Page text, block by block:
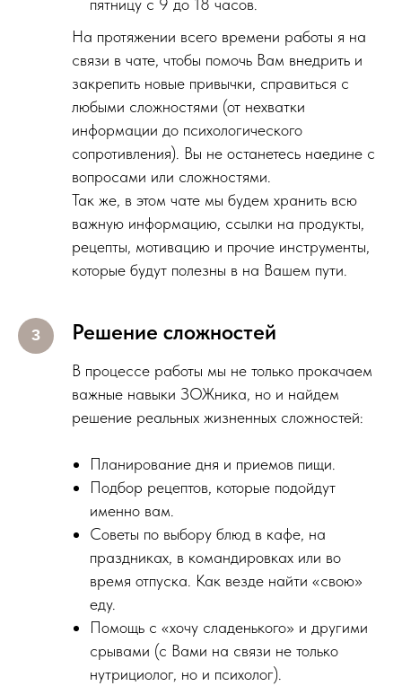
пятницу с 9 до 18 часов.
На протяжении всего времени работы я на
связи в чате, чтобы помочь Вам внедрить и
закрепить новые привычки, справиться с
любыми сложностями (от нехватки
информации до психологического
сопротивления). Вы не останетесь наедине с
вопросами или сложностями.
Так же, в этом чате мы будем хранить всю
важную информацию, ссылки на продукты,
рецепты, мотивацию и прочие инструменты,
которые будут полезны в на Вашем пути.
Решение сложностей
В процессе работы мы не только прокачаем
важные навыки ЗОЖника, но и найдем
решение реальных жизненных сложностей:
Планирование дня и приемов пищи.
Подбор рецептов, которые подойдут
именно вам.
Советы по выбору блюд в кафе, на
праздниках, в командировках или во
время отпуска. Как везде найти «свою»
еду.
Помощь с «хочу сладенького» и другими
срывами (с Вами на связи не только
нутрициолог, но и психолог).